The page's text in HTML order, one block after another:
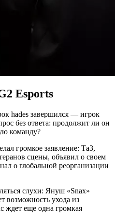
Esports
hades завершился — игрок
без ответа: продолжит ли он
команду?
громкое заявление: ТаЗ,
сцены, объявил о своем
о глобальной реорганизации
слухи: Януш «Snax»
возможность ухода из
ждет еще одна громкая